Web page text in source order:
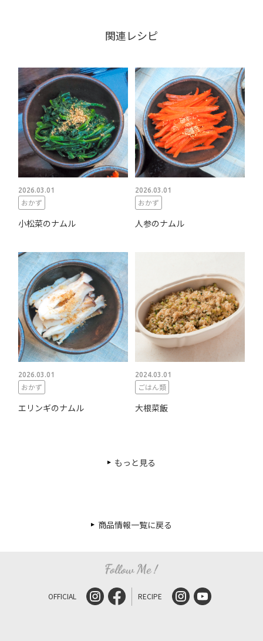
関連レシピ
2026.03.01
おかず
小松菜のナムル
2026.03.01
おかず
人参のナムル
2026.03.01
おかず
エリンギのナムル
2024.03.01
ごはん類
大根菜飯
もっと見る
商品情報一覧に戻る
OFFICIAL RECIPE